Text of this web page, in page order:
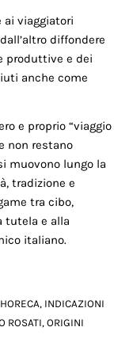
ai viaggiatori
diffondere
produttive e dei
anche come
e proprio “viaggio
non restano
muovono lungo la
tradizione e
tra cibo,
tutela e alla
italiano.
HORECA, INDICAZIONI
ROSATI,ORIGINI